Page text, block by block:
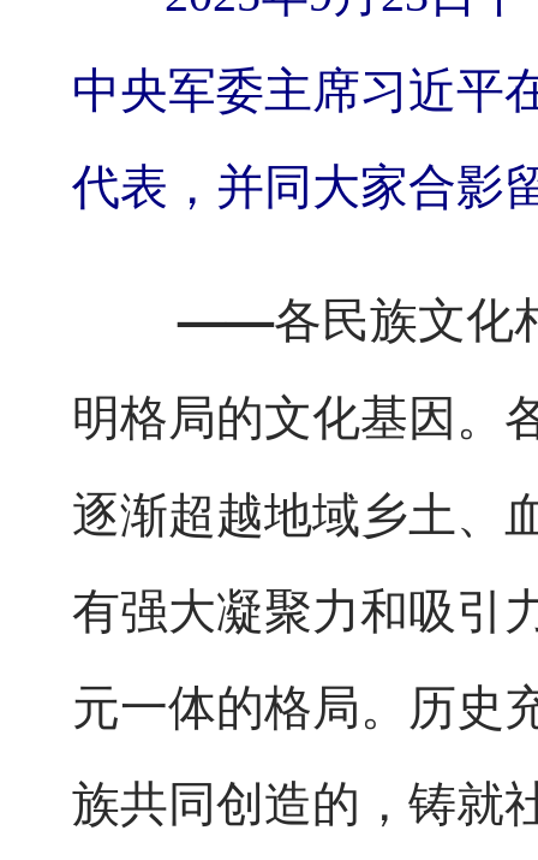
中央军委主席习近平
代表，并同大家合影
——各民族文化相
明格局的文化基因。
逐渐超越地域乡土、
有强大凝聚力和吸引
元一体的格局。历史
族共同创造的，铸就